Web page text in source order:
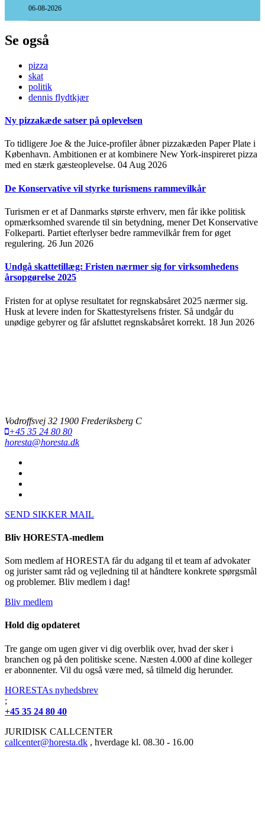
06-08-2026
Se også
pizza
skat
politik
dennis flydtkjær
Ny pizzakæde satser på oplevelsen
To tidligere Joe & the Juice-profiler åbner pizzakæden Paper Plate i
København. Ambitionen er at kombinere New York-inspireret pizza
med en stærk gæsteoplevelse. 04 Aug 2026
De Konservative vil styrke turismens rammevilkår
Turismen er et af Danmarks største erhverv, men får ikke politisk
opmærksomhed svarende til sin betydning, mener Det Konservative
Folkeparti. Partiet efterlyser bedre rammevilkår frem for øget
regulering. 26 Jun 2026
Undgå skattetillæg: Fristen nærmer sig for virksomhedens
årsopgørelse 2025
Fristen for at oplyse resultatet for regnskabsåret 2025 nærmer sig.
Husk at levere inden for Skattestyrelsens frister. Så undgår du
unødige gebyrer og får afsluttet regnskabsåret korrekt. 18 Jun 2026
Vodroffsvej 32 1900 Frederiksberg C
+45 35 24 80 80
horesta@horesta.dk
SEND SIKKER MAIL
Bliv HORESTA-medlem
Som medlem af HORESTA får du adgang til et team af advokater
og jurister samt råd og vejledning til at håndtere konkrete spørgsmål
og problemer. Bliv medlem i dag!
Bliv medlem
Hold dig opdateret
Tre gange om ugen giver vi dig overblik over, hvad der sker i
branchen og på den politiske scene. Næsten 4.000 af dine kolleger
er abonnenter. Vil du også være med, så tilmeld dig herunder.
HORESTAs nyhedsbrev
;
+45 35 24 80 40
JURIDISK CALLCENTER
callcenter@horesta.dk , hverdage kl. 08.30 - 16.00